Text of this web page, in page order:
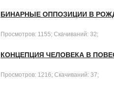
БИНАРНЫЕ ОППОЗИЦИИ В
Просмотров: 1155; Скачиваний: 32;
КОНЦЕПЦИЯ ЧЕЛОВЕКА В
Просмотров: 1216; Скачиваний: 37;